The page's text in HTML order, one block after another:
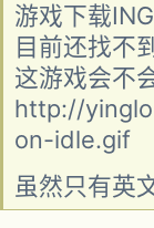
游戏下载
目前还找不
这游戏会不
http://
on-idle.gif
虽然只有英